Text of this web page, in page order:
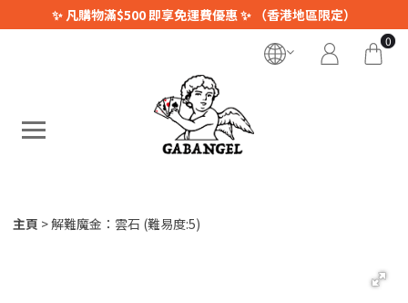
✨ 凡購物滿$500 即享免運費優惠 ✨ （香港地區限定）
0
主頁 解難魔金：雲石 (難易度:5)